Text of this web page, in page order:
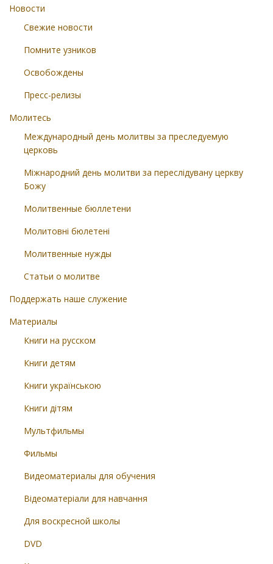
Новости
Свежие новости
Помните узников
Освобождены
Пресс-релизы
Молитесь
Международный день молитвы за преследуемую
церковь
Міжнародний день молитви за переслідувану церкву
Божу
Молитвенные бюллетени
Молитовні бюлетені
Молитвенные нужды
Статьи о молитве
Поддержать наше служение
Материалы
Книги на русском
Книги детям
Книги українською
Книги дітям
Мультфильмы
Фильмы
Видеоматериалы для обучения
Відеоматеріали для навчання
Для воскресной школы
DVD